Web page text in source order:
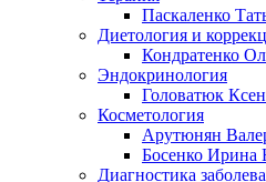
Паскаленко
Диетология и
Кондратенко
Эндокринология
Головатюк
Косметология
Арутюнян
Босенко Ирина
Диагностика